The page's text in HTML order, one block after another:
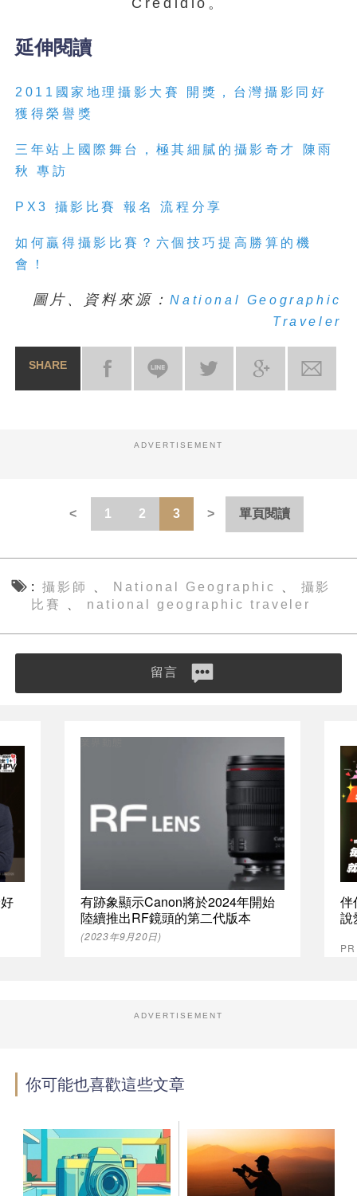
Credidio。
延伸閱讀
2011 國家 地理攝影大賽 開獎，台灣攝影同好
獲得榮譽獎
三年站上 國 際舞台，極其細膩的攝影奇才 陳雨
秋 專訪
PX3 攝影 比賽 報名 流程分享
如何贏得 攝影 比賽 ？六個技巧提高勝算的機
會！
圖片、資料來源：National Geographic
Traveler
SHARE
ADVERTISEMENT
1 2 3 單頁閱讀
攝影師 National Geographic
攝影
比賽
national geographic traveler
留言
有跡象顯示Canon將於2024年開始
陸續推出RF鏡頭的第二代版本
業界動態
(2023年9月20日)
伴
說
ADVERTISEMENT
你可能也喜歡這些文章